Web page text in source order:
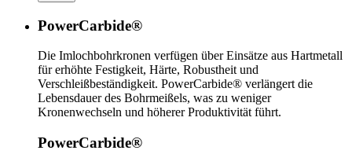
PowerCarbide®
Die Imlochbohrkronen verfügen über Einsätze aus Hartmetall
für erhöhte Festigkeit, Härte, Robustheit und
Verschleißbeständigkeit. PowerCarbide® verlängert die
Lebensdauer des Bohrmeißels, was zu weniger
Kronenwechseln und höherer Produktivität führt.
PowerCarbide®